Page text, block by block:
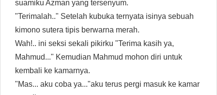
suamiku Azman yang tersenyum.
"Terimalah.." Setelah kubuka ternyata isinya sebuah
kimono sutera tipis berwarna merah.
Wah!.. ini seksi sekali pikirku "Terima kasih ya,
Mahmud..." Kemudian Mahmud mohon diri untuk
kembali ke kamarnya.
"Mas... aku coba ya..."aku terus pergi masuk ke kamar